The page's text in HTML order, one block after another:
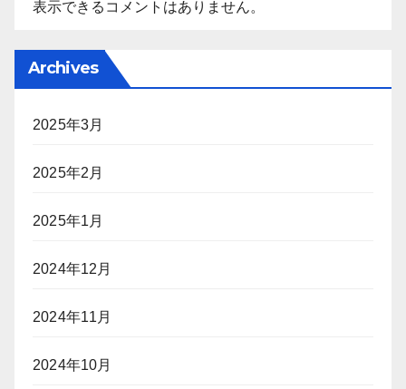
表示できるコメントはありません。
Archives
2025年3月
2025年2月
2025年1月
2024年12月
2024年11月
2024年10月